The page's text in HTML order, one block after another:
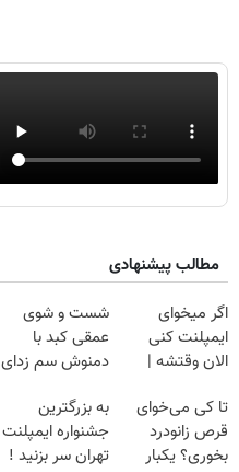
مطالب پیشنهادی
اگر میخوای
ایمپلنت کنی
الان وقتشه |
میلیون تومان!!!
شست و شوی
عمقی کبد با
دمنوش سم زدای
تا کی می‌خوای
قرص زانودرد
بخوری؟ یکبار
به بزرگترین
جشنواره ایمپلنت
تهران سر بزنید !